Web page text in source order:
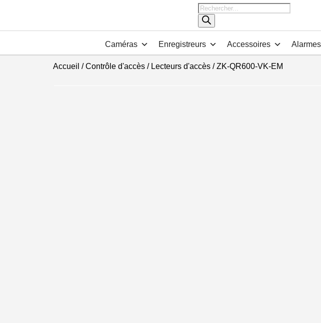
Recherche
de
produits
Caméras Enregistreurs Accessoires Alarmes
Accueil /Contrôle d'accès/ Lecteurs d'accès/ ZK-QR600-VK-EM